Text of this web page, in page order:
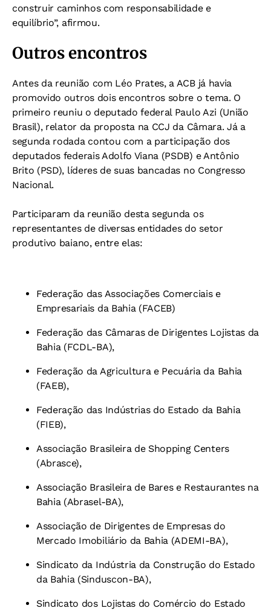
construir caminhos com responsabilidade e
equilíbrio”, afirmou.
Outros encontros
Antes da reunião com Léo Prates, a ACB já havia
promovido outros dois encontros sobre o tema. O
primeiro reuniu o deputado federal Paulo Azi (União
Brasil), relator da proposta na CCJ da Câmara. Já a
segunda rodada contou com a participação dos
deputados federais Adolfo Viana (PSDB) e Antônio
Brito (PSD), líderes de suas bancadas no Congresso
Nacional.
Participaram da reunião desta segunda os
representantes de diversas entidades do setor
produtivo baiano, entre elas:
Federação das Associações Comerciais e
Empresariais da Bahia (FACEB)
Federação das Câmaras de Dirigentes Lojistas da
Bahia (FCDL-BA),
Federação da Agricultura e Pecuária da Bahia
(FAEB),
Federação das Indústrias do Estado da Bahia
(FIEB),
Associação Brasileira de Shopping Centers
(Abrasce),
Associação Brasileira de Bares e Restaurantes na
Bahia (Abrasel-BA),
Associação de Dirigentes de Empresas do
Mercado Imobiliário da Bahia (ADEMI-BA),
Sindicato da Indústria da Construção do Estado
da Bahia (Sinduscon-BA),
Sindicato dos Lojistas do Comércio do Estado